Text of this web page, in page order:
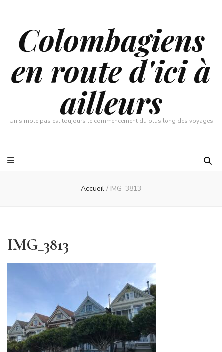
Colombagiens
en route d'ici à
ailleurs
Un simple pas est toujours le commencement du plus long des voyages
Accueil / IMG_3813
IMG_3813